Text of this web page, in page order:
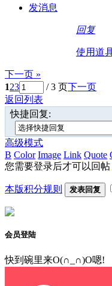
发消息
回复
使用道
下一页 »
123 / 3 页下一页
返回列表
快捷回复:
高级模式
B Color Image Link Quote
您需要登录后才可以回帖
本版积分规则 发表回复
会员登陆
快到碗里来O(∩_∩)O嗯!